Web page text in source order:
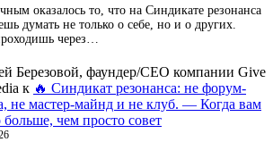
оказалось то, что на Синдикате резонанса
думать не только о себе, но и о других.
через…
Березовой, фаундер/СЕО компании Give
к 🔥 Синдикат резонанса: не форум-
не мастер-майнд и не клуб. — Когда вам
чем просто совет